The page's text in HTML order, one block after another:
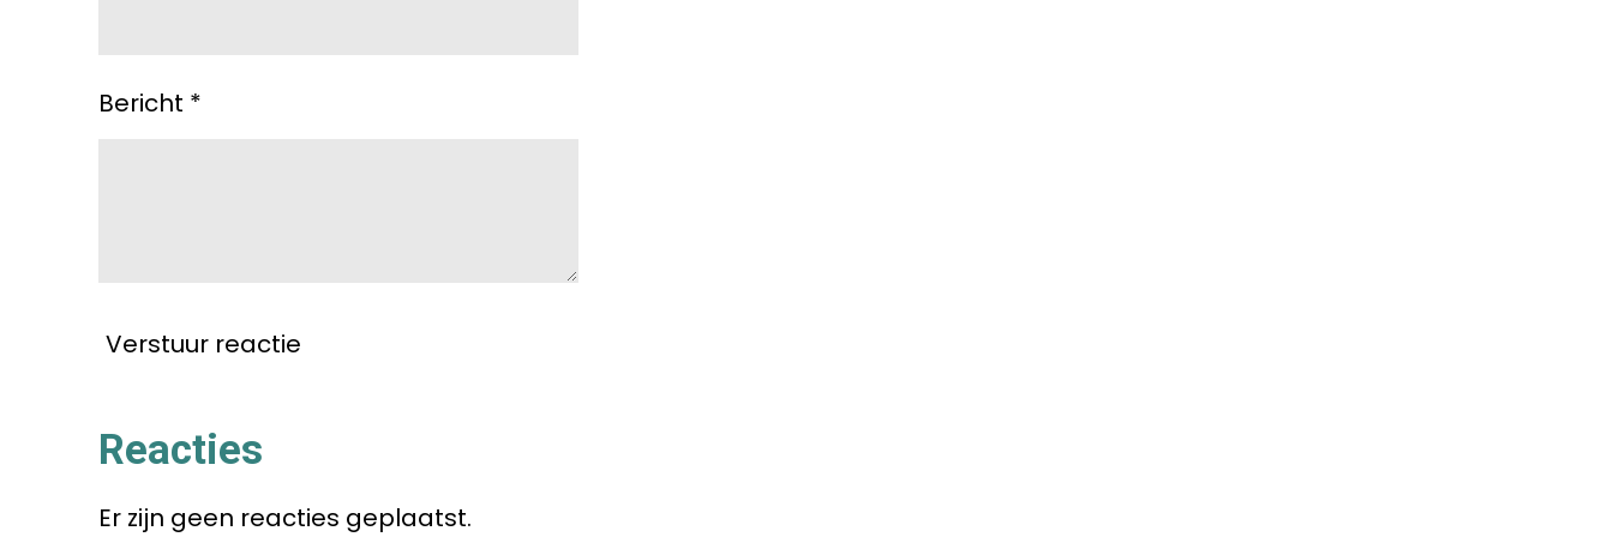
Bericht *
Verstuur reactie
Reacties
Er zijn geen reacties geplaatst.